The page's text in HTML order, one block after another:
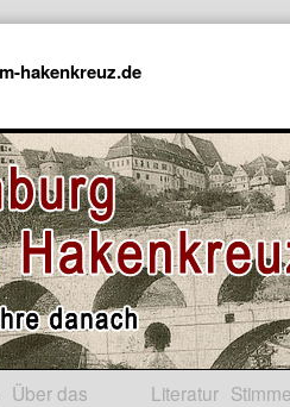
hakenkreuz.de
Über das
Literatur